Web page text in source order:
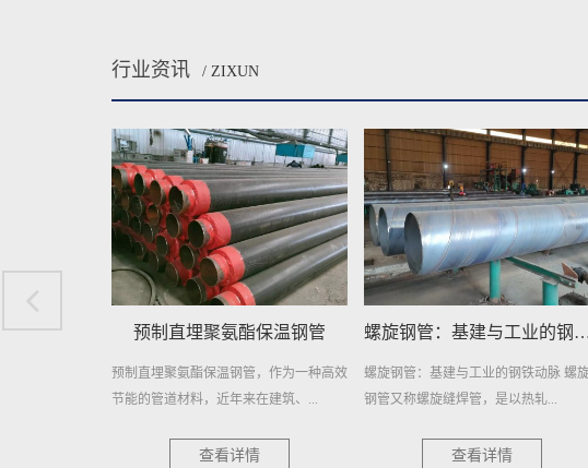
行业资讯 / ZIXUN
温钢管 螺旋钢管：基建与工业的钢铁动脉
螺旋钢管：基建与工业的钢铁动脉 螺旋
钢管又称螺旋缝焊管，是以热轧...
查看详情
埋地排污水用防腐螺旋钢管
埋地排污水用防腐螺旋钢管：环保新选
择，耐用更可靠 在当今社...
查看详情